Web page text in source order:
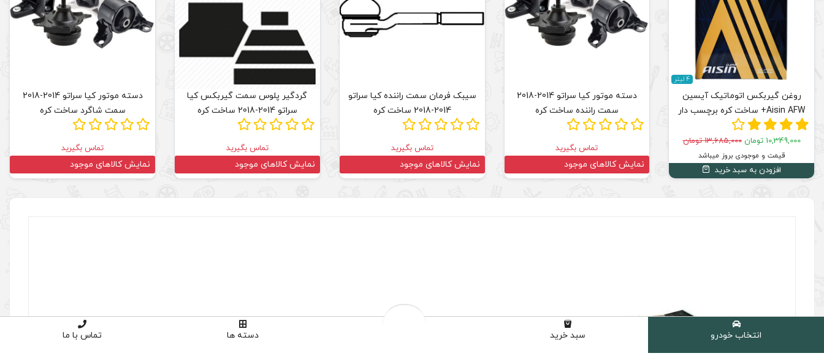
انتخاب خودرو سبد خرید دسته ها تماس با ما
4 لیتر
روغن گیربکس اتوماتیک آیسین
Aisin AFW+ ساخت کره برچسب دار
10,349,000 تومان 13,685,000 تومان
قیمت و موجودی بروز میباشد
افزودن به سبد خرید
دسته موتور کیا سراتو 2014-2018
سمت راننده ساخت کره
تماس بگیرید
نمایش کالاهای موجود
سیبک فرمان سمت راننده کیا سراتو
2014-2018 ساخت کره
تماس بگیرید
نمایش کالاهای موجود
گردگیر پلوس سمت گیربکس کیا
سراتو 2014-2018 ساخت کره
تماس بگیرید
نمایش کالاهای موجود
دسته موتور کیا سراتو 2014-2018
سمت شاگرد ساخت کره
تماس بگیرید
نمایش کالاهای موجود